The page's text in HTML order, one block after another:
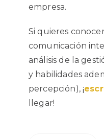
empresa.
Si quieres
comunicación
análisis de la
y habilidades
percepción), ¡
llegar!